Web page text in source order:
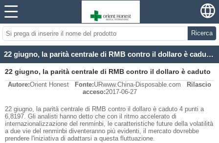
Ricerca
22 giugno, la parità centrale di RMB contro il dollaro è caduto 4 punti
22 giugno, la parità centrale di RMB contro il dollaro è caduto
4 punti
Autore:Orient Honest Fonte:URwww.China-Disposable.com
Rilascio
acceso:2017-06-27
22 giugno, la parità centrale di RMB contro il dollaro è caduto 4 punti a
6,8197. Gli analisti hanno detto che con il ritmo accelerato di
internazionalizzazione del renminbi, le caratteristiche future della volatilità
a due vie del renminbi diventeranno più evidenti, il mercato dovrebbe
prendere l'iniziativa di adattarsi a questa fluttuazione.